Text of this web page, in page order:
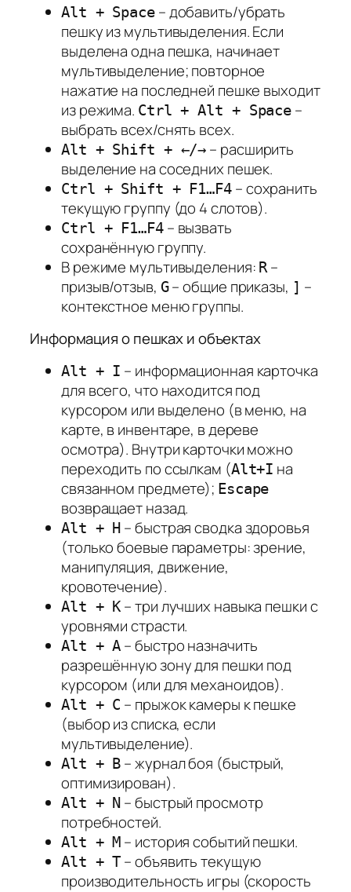
Alt + Space– добавить/убрать
пешку из мультивыделения. Если
выделена одна пешка, начинает
мультивыделение; повторное
нажатие на последней пешке выходит
из режима. Ctrl + Alt + Space –
выбрать всех/снять всех.
Alt + Shift + ←/→ – расширить
выделение на соседних пешек.
Ctrl + Shift + F1…F4 – сохранить
текущую группу (до 4 слотов).
Ctrl + F1…F4– вызвать
сохранённую группу.
В режиме мультивыделения: R–
призыв/отзыв, G– общие приказы, ] –
контекстное меню группы.
Информация о пешках и объектах
Alt + I – информационная карточка
для всего, что находится под
курсором или выделено (в меню, на
карте, в инвентаре, в дереве
осмотра). Внутри карточки можно
переходить по ссылкам (Alt+I на
связанном предмете); Escape
возвращает назад.
Alt + H – быстрая сводка здоровья
(только боевые параметры: зрение,
манипуляция, движение,
кровотечение).
Alt + K – три лучших навыка пешки с
уровнями страсти.
Alt + A – быстро назначить
разрешённую зону для пешки под
курсором (или для механоидов).
Alt + C – прыжок камеры к пешке
(выбор из списка, если
мультивыделение).
Alt + B – журнал боя (быстрый,
оптимизирован).
Alt + N – быстрый просмотр
потребностей.
Alt + M – история событий пешки.
Alt + T – объявить текущую
производительность игры (скорость